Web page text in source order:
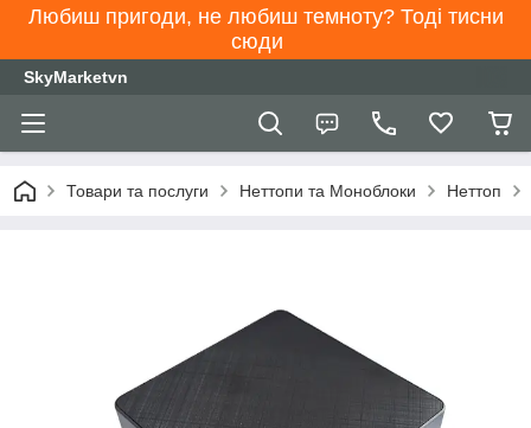
Любиш пригоди, не любиш темноту? Тоді тисни
сюди
SkyMarketvn
Товари та послуги Неттопи та Моноблоки Неттоп